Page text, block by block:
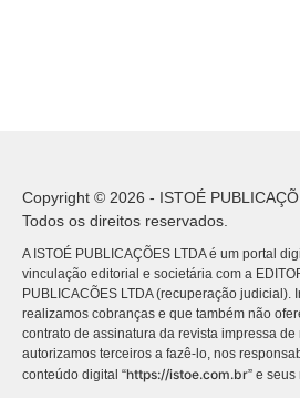
Copyright © 2026 - ISTOÉ
Todos os direitos reservados.
A ISTOÉ PUBLICAÇÕES LTDA é um portal
vinculação editorial e societária com a
PUBLICACÕES LTDA (recuperação judicial).
realizamos cobranças e que também não
contrato de assinatura da revista impressa de
autorizamos terceiros a fazê-lo, nos
conteúdo digital “https://istoe.com.br” e